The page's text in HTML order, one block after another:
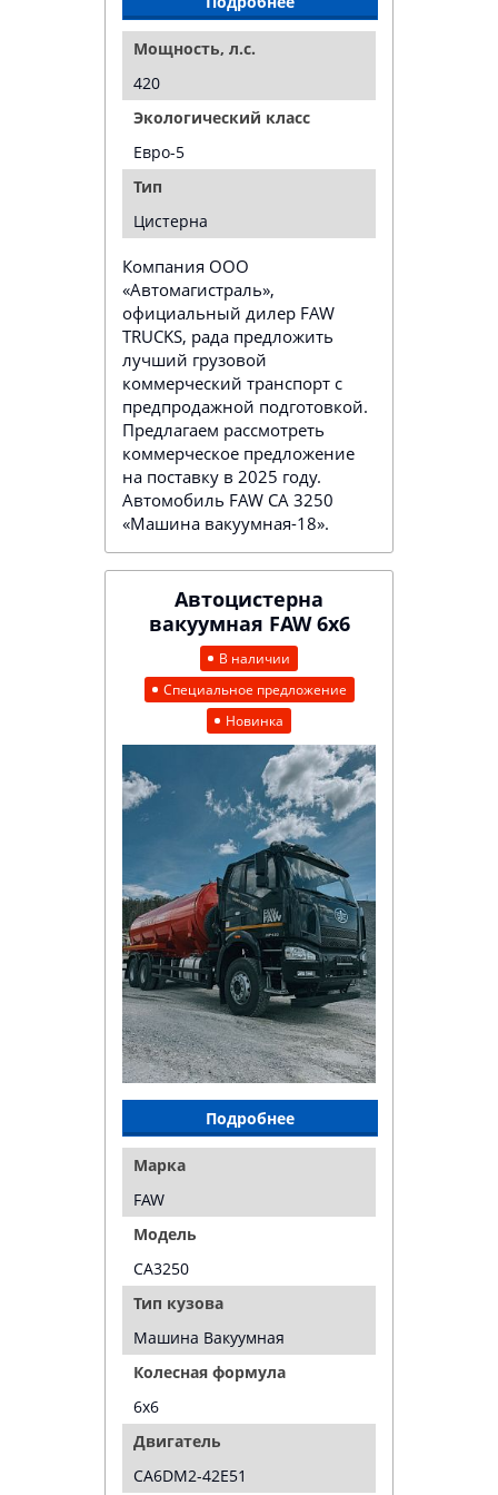
Мощность, л.с.
420
Экологический класс
Евро-5
Тип
Цистерна
Компания ООО
«Автомагистраль»,
официальный дилер FAW
TRUCKS, рада предложить
лучший грузовой
коммерческий транспорт с
предпродажной подготовкой.
Предлагаем рассмотреть
коммерческое предложение
на поставку в 2025 году.
Автомобиль FAW CA 3250
«Машина вакуумная-18».
Автоцистерна
вакуумная FAW 6х6
В наличии
Специальное предложение
Новинка
Подробнее
Марка
FAW
Модель
CA3250
Тип кузова
Машина Вакуумная
Колесная формула
6х6
Двигатель
CA6DM2-42E51